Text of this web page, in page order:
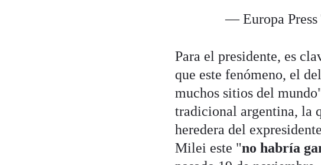
— Europa Press
Para el presidente, es
que este fenómeno, el
muchos sitios del
tradicional argentina, la
heredera del
Milei este "no habría